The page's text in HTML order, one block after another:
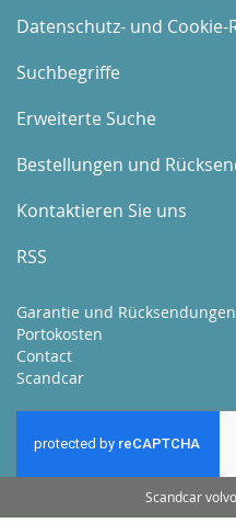
Datenschutz- und Cookie-
Suchbegriffe
Erweiterte Suche
Bestellungen und
Kontaktieren Sie uns
RSS
Garantie und Rücksendungen
Portokosten
Contact
Scandcar
Scandcar